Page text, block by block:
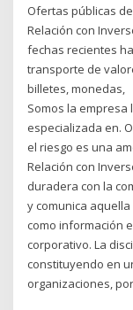
Ofertas públicas
Relación con
fechas recientes
transporte de
billetes, monedas,
Somos la
especializada en.
el riesgo es una
Relación con
duradera con la
y comunica
como información
corporativo. La
constituyendo en
organizaciones,